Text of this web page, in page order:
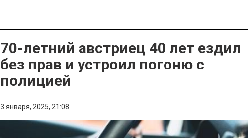
70-летний австриец 40 лет ездил
без прав и устроил погоню с
полицией
3 января, 2025, 21:08